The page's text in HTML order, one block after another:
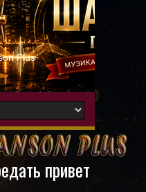
Plus
привет